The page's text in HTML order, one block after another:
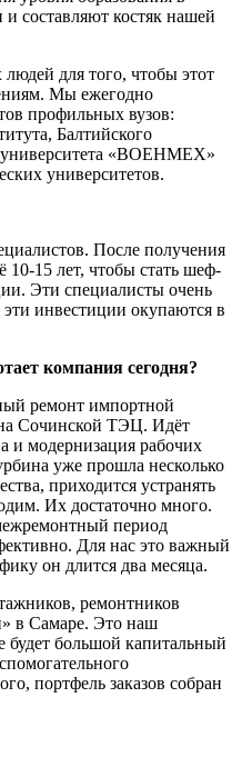
составляют костяк нашей
для того, чтобы этот
Мы ежегодно
профильных вузов:
Балтийского
университета «ВОЕНМЕХ»
университетов.
После получения
15 лет, чтобы стать шеф-
Эти специалисты очень
инвестиции окупаются в
компания сегодня?
ремонт импортной
Сочинской ТЭЦ. Идёт
и модернизация рабочих
уже прошла несколько
приходится устранять
Их достаточно много.
период
Для нас это важный
он длится два месяца.
ремонтников
в Самаре. Это наш
будет большой капитальный
портфель заказов собран